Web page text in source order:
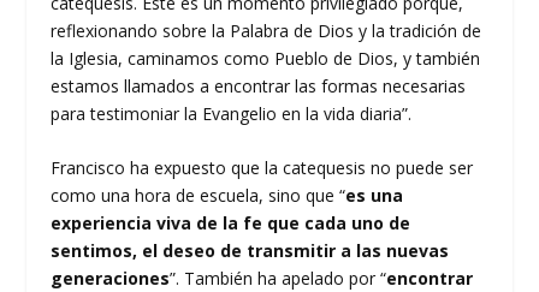
reflexionando sobre la Palabra de Dios y la tradición de
la Iglesia, caminamos como Pueblo de Dios, y también
estamos llamados a encontrar las formas necesarias
para testimoniar la Evangelio en la vida diaria”.
Francisco ha expuesto que la catequesis no puede ser
como una hora de escuela, sino que “es una
experiencia viva de la fe que cada uno de
sentimos, el deseo de transmitir a las nuevas
generaciones”. También ha apelado por “encontrar